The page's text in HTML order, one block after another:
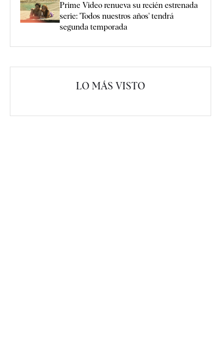
Prime Video renueva su recién estrenada
serie: 'Todos nuestros años' tendrá
segunda temporada
LO MÁS VISTO